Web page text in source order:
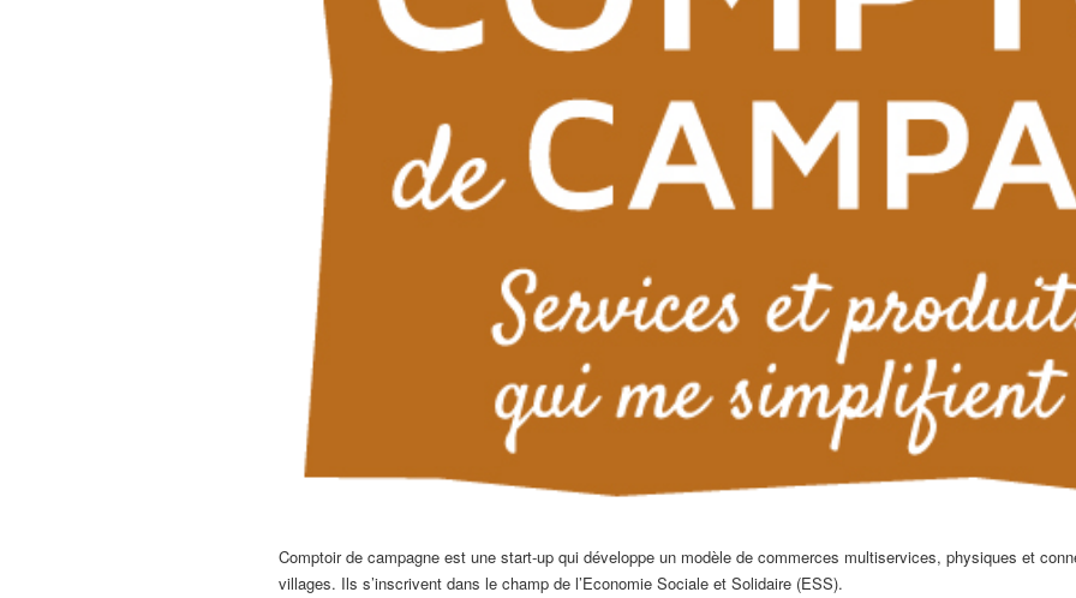
Comptoir de campagne est une start-up qui développe un modèle de commerces multiservices, physiques et
villages. Ils s’inscrivent dans le champ de l’Economie Sociale et Solidaire (ESS).